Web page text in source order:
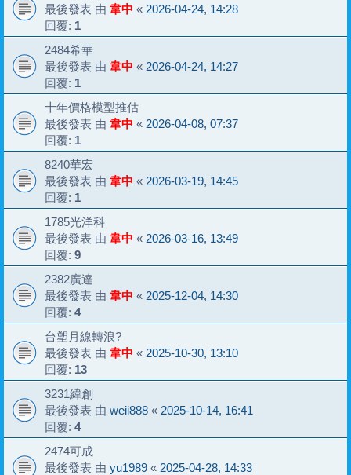
最後發表 由 韋中 « 2026-04-24, 14:28
回覆: 1
2484希華
最後發表 由 韋中 « 2026-04-24, 14:27
回覆: 1
十年價格模型推估
最後發表 由 韋中 « 2026-04-08, 07:37
回覆: 1
8240華宏
最後發表 由 韋中 « 2026-03-19, 14:45
回覆: 1
1785光洋科
最後發表 由 韋中 « 2026-03-16, 13:49
回覆: 9
2382廣達
最後發表 由 韋中 « 2025-12-04, 14:30
回覆: 4
台塑月線轉浪?
最後發表 由 韋中 « 2025-10-30, 13:10
回覆: 13
3231緯創
最後發表 由 weii888 « 2025-10-14, 16:41
回覆: 4
2474可成
最後發表 由 yu1989 « 2025-04-28, 14:33